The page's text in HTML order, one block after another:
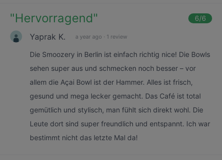
"Hervorragend" 6/6
Yaprak K. a year ago · 1 review
Die Smoozery in Berlin ist einfach richtig nice! Die Bowls
sehen super aus und schmecken noch besser – vor
allem die Açai Bowl ist der Hammer. Alles ist frisch,
gesund und mega lecker gemacht. Das Café ist total
gemütlich und stylisch, man fühlt sich direkt wohl. Die
Leute dort sind super freundlich und entspannt. Ich war
bestimmt nicht das letzte Mal da!